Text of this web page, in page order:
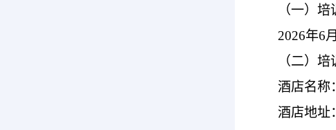
（一）培
2026年6
（二）
酒店名称
酒店地址